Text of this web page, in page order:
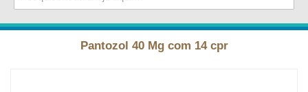
Pantozol 40 Mg com 14 cpr